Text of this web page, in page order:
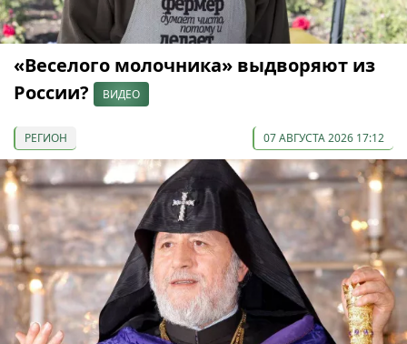
«Веселого молочника» выдворяют из
России?
ВИДЕО
РЕГИОН 07 АВГУСТА 2026 17:12